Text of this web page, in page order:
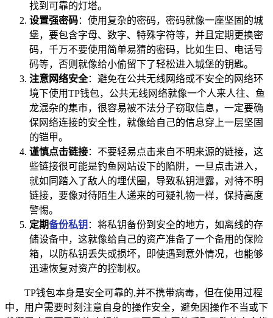
找到可靠的灯塔。
设置强密码：使用复杂的密码，密码就像一座坚固的城
堡，要包含字母、数字、特殊字符等，并且定期更换密
码，千万不要使用简单易猜的密码，比如生日、电话号
码等，否则就像给小偷留下了轻松进入城堡的钥匙。
注意网络安全：避免在公共无线网络或不安全的网络环
境下使用TP钱包，公共无线网络就像一个人来人往、鱼
龙混杂的集市，很容易被不法分子窃取信息，一定要确
保网络连接的安全性，就像给自己的信息穿上一层坚固
的铠甲。
谨慎点击链接：不要轻易点击来自不明来源的链接，这
些链接很可能是钓鱼网站设下的陷阱，一旦点击进入，
就如同踏入了敌人的埋伏圈，导致私钥泄露，对待不明
链接，要像对待陌生人递来的可疑礼物一样，保持高度
警惕。
定期备份私钥 ：将私钥备份到安全的地方，如离线的存
储设备中，这就像给自己的资产准备了一个备用的保险
箱，以防私钥丢失或损坏，即使遇到意外情况，也能够
迅速恢复对资产的控制权。
TP钱包本身是安全可靠的,并不携带病毒，但在使用过程
中，用户需要时刻注意自身的操作安全，避免因操作不当或下